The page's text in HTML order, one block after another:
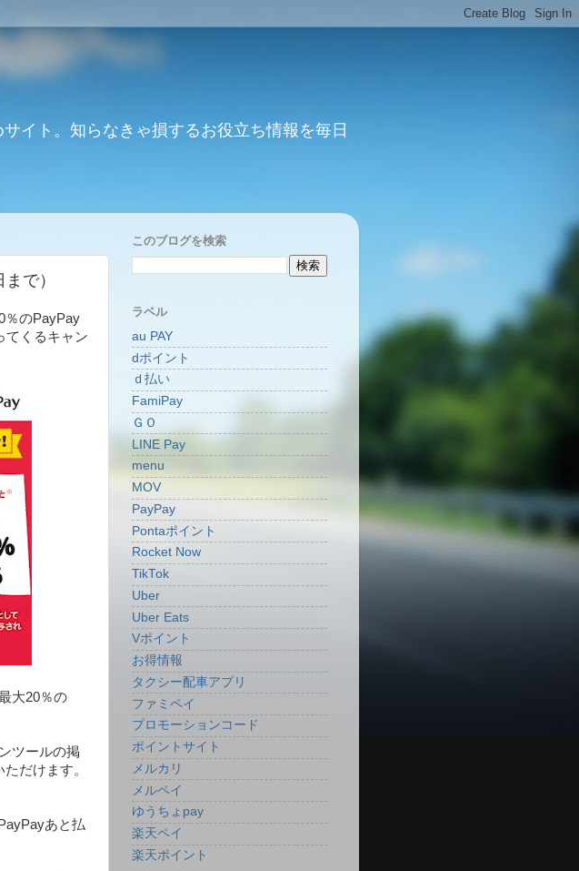
イト。知らなきゃ損するお役立ち情報を毎日
で）
％のPayPay
てくるキャン
大20％の
ツールの掲
だけます。
あと払
このブログを検索
ラベル
au PAY
dポイント
ｄ払い
FamiPay
ＧＯ
LINE Pay
menu
MOV
PayPay
Pontaポイント
Rocket Now
TikTok
Uber
Uber Eats
Vポイント
お得情報
タクシー配車アプリ
ファミペイ
プロモーションコード
ポイントサイト
メルカリ
メルペイ
ゆうちょpay
楽天ペイ
楽天ポイント